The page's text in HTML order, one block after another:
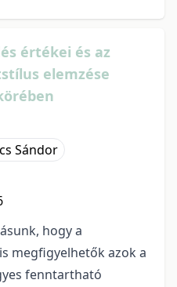
értékei és az
elemzése
Sándor
hogy a
megfigyelhetők azok a
fenntartható